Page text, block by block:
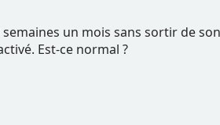
un mois sans sortir de
Est-ce normal ?